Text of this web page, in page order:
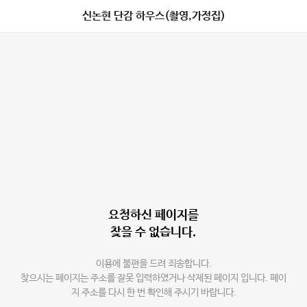
신논현 단감 하우스(촬영,가정집)
요청하신 페이지를
찾을 수 없습니다.
이용에 불편을 드려 죄송합니다.
찾으시는 페이지는 주소를 잘못 입력하였거나 삭제된 페이지 입니다. 페이
지 주소를 다시 한 번 확인해 주시기 바랍니다.